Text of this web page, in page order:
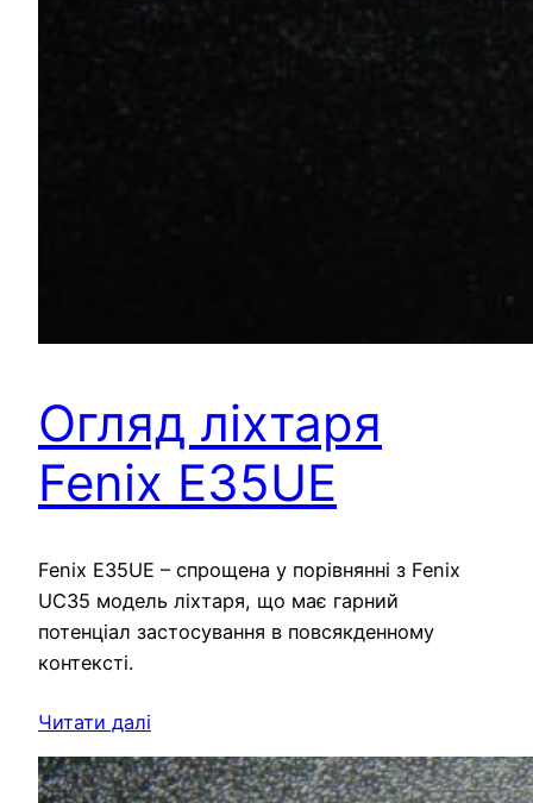
Огляд ліхтаря
Fenix E35UE
Fenix E35UE – спрощена у порівнянні з Fenix
UC35 модель ліхтаря, що має гарний
потенціал застосування в повсякденному
контексті.
Читати далі